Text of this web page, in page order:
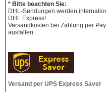
* Bitte beachten Sie:
DHL-Sendungen werden
DHL Express!
Versandkosten bei Zahlung per
ausfallen.
Versand per UPS Express Saver